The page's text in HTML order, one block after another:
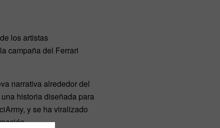
los artistas
campaña del Ferrari
narrativa alrededor del
historia diseñada para
y se ha viralizado